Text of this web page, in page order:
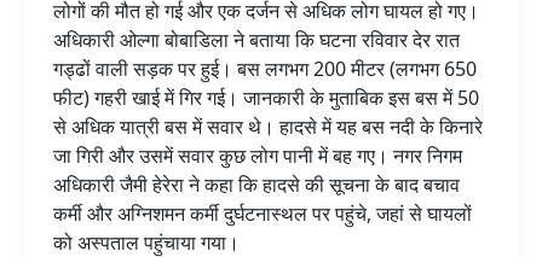
लोगों की मौत हो गई और एक दर्जन से अधिक लोग घायल हो गए।
अधिकारी ओल्गा बोबाडिला ने बताया कि घटना रविवार देर रात
गड्ढों वाली सड़क पर हुई। बस लगभग 200 मीटर (लगभग 650
फीट) गहरी खाई में गिर गई। जानकारी के मुताबिक इस बस में 50
से अधिक यात्री बस में सवार थे। हादसे में यह बस नदी के किनारे
जा गिरी और उसमें सवार कुछ लोग पानी में बह गए। नगर निगम
अधिकारी जैमी हेरेरा ने कहा कि हादसे की सूचना के बाद बचाव
कर्मी और अग्निशमन कर्मी दुर्घटनास्थल पर पहुंचे, जहां से घायलों
को अस्पताल पहुंचाया गया।